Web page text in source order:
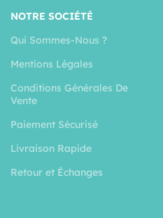
NOTRE SOCIÉTÉ
Qui Sommes-Nous ?
Mentions Légales
Conditions Générales De
Vente
Paiement Sécurisé
Livraison Rapide
Retour et Échanges